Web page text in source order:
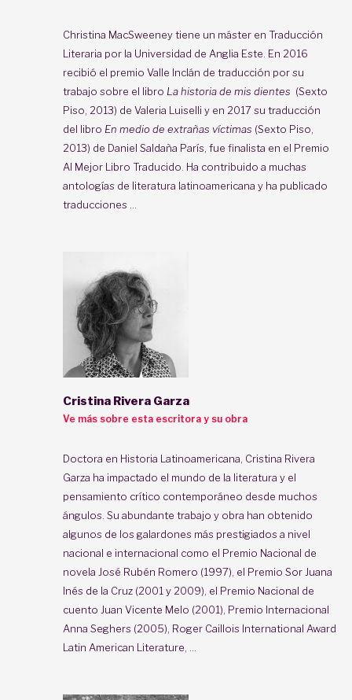
Christina MacSweeney tiene un máster en Traducción
Literaria por la Universidad de Anglia Este. En 2016
recibió el premio Valle Inclán de traducción por su
trabajo sobre el libro La historia de mis dientes (Sexto
Piso, 2013) de Valeria Luiselli y en 2017 su traducción
del libro En medio de extrañas víctimas (Sexto Piso,
2013) de Daniel Saldaña París, fue finalista en el Premio
Al Mejor Libro Traducido. Ha contribuido a muchas
antologías de literatura latinoamericana y ha publicado
traducciones ...
Cristina Rivera Garza
Ve más sobre esta escritora y su obra
Doctora en Historia Latinoamericana, Cristina Rivera
Garza ha impactado el mundo de la literatura y el
pensamiento crítico contemporáneo desde muchos
ángulos. Su abundante trabajo y obra han obtenido
algunos de los galardones más prestigiados a nivel
nacional e internacional como el Premio Nacional de
novela José Rubén Romero (1997), el Premio Sor Juana
Inés de la Cruz (2001 y 2009), el Premio Nacional de
cuento Juan Vicente Melo (2001), Premio Internacional
Anna Seghers (2005), Roger Caillois International Award
Latin American Literature, ...